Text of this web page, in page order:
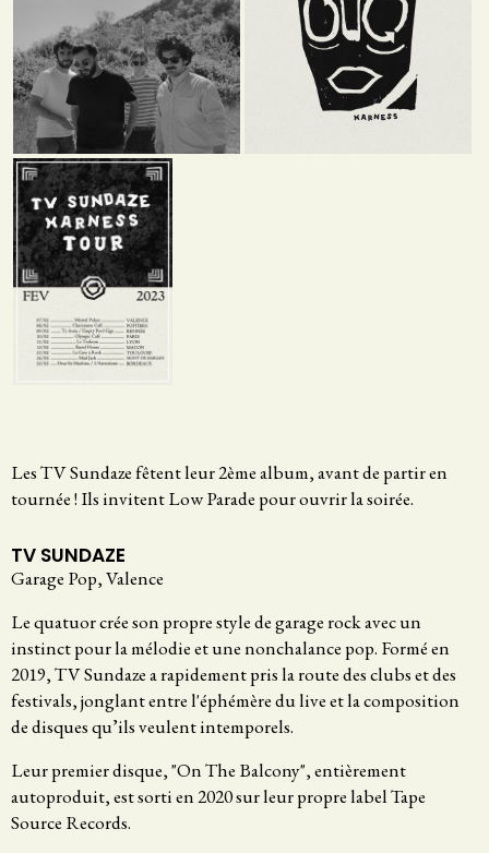
Les TV Sundaze fêtent leur 2ème album, avant de partir en
tournée ! Ils invitent Low Parade pour ouvrir la soirée.
TV SUNDAZE
Garage Pop, Valence
Le quatuor crée son propre style de garage rock avec un
instinct pour la mélodie et une nonchalance pop. Formé en
2019, TV Sundaze a rapidement pris la route des clubs et des
festivals, jonglant entre l'éphémère du live et la composition
de disques qu’ils veulent intemporels.
Leur premier disque, "On The Balcony", entièrement
autoproduit, est sorti en 2020 sur leur propre label Tape
Source Records.